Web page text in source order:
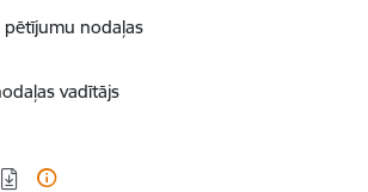
nodaļas
vadītājs